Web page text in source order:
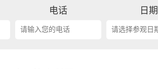
电话 日期